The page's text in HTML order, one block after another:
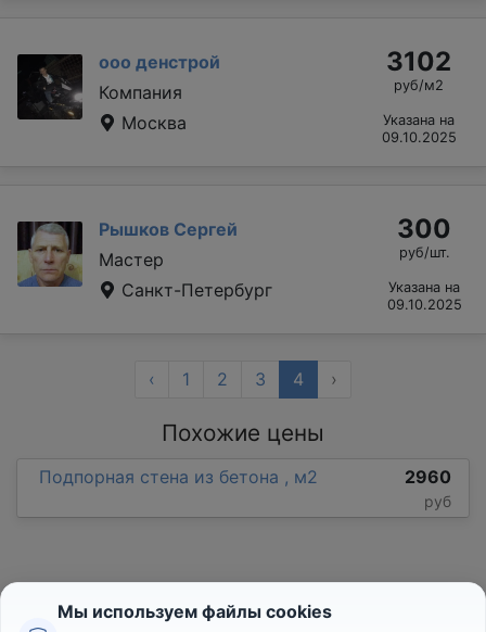
ооо денстрой
Компания
Москва
3102
руб/м2
Указана на
09.10.2025
Рышков Сергей
Мастер
Санкт-Петербург
300
руб/шт.
Указана на
09.10.2025
‹ 1 2 3 4 ›
Похожие цены
Подпорная стена из бетона , м2 2960
руб
Мы используем файлы cookies